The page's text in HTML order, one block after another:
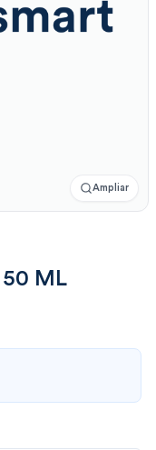
Ampliar
50 ML